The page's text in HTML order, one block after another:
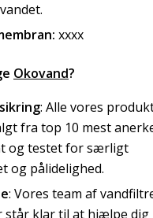
xxxx
Okovand?
: Alle vores
fra top 10 mest
og testet for særligt
og pålidelighed.
: Vores team af
står klar til at hjælpe dig